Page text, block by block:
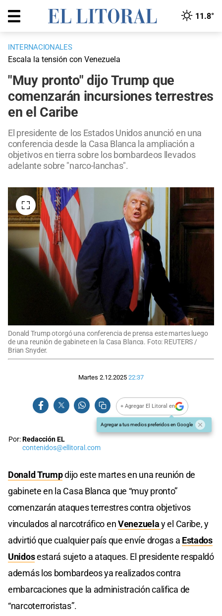
11.8°
INTERNACIONALES
Escala la tensión con Venezuela
"Muy pronto" dijo Trump que
comenzarán incursiones terrestres
en el Caribe
El presidente de los Estados Unidos anunció en una
conferencia desde la Casa Blanca la ampliación a
objetivos en tierra sobre los bombardeos llevados
adelante sobre "narco-lanchas".
Donald Trump otorgó una conferencia de prensa este martes luego
de una reunión de gabinete en la Casa Blanca. Foto: REUTERS /
Brian Snyder.
Martes 2.12.2025 22:37
+ Agregar El Litoral en
Agregar a tus medios preferidos en Google
Por:Redacción EL
contenidos@ellitoral.com
Donald Trumpdijo este martes en una reunión de
gabinete en la Casa Blanca que “muy pronto”
comenzarán ataques terrestres contra objetivos
vinculados al narcotráfico enVenezuelay el Caribe, y
advirtió que cualquier país que envíe drogas a Estados
Unidosestará sujeto a ataques. El presidente respaldó
además los bombardeos ya realizados contra
embarcaciones que la administración califica de
“narcoterroristas”.